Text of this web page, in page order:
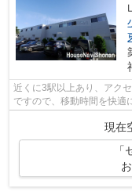
近くに3駅以上あり、アク
ですので、移動時間を快適
現在